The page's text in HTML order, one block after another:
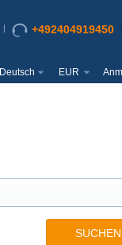
+492404919450
Deutsch EUR
SUCHEN